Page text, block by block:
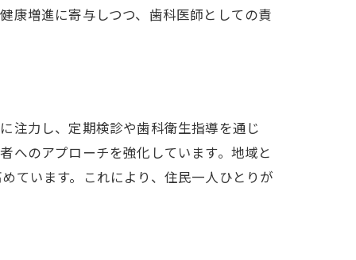
康増進に寄与しつつ、歯科医師としての責
注力し、定期検診や歯科衛生指導を通じ
へのアプローチを強化しています。地域と
ています。これにより、住民一人ひとりが